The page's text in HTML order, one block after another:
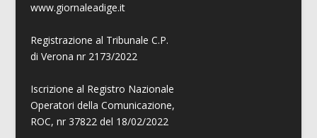
www.giornaleadige.it
Registrazione al Tribunale C.P.
di Verona nr 2173/2022
Iscrizione al Registro Nazionale
Operatori della Comunicazione,
ROC, nr 37822 del 18/02/2022